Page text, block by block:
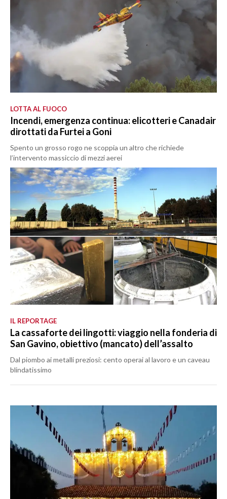
LOTTA AL FUOCO
Incendi, emergenza continua: elicotteri e Canadair
dirottati da Furtei a Goni
Spento un grosso rogo ne scoppia un altro che richiede
l’intervento massiccio di mezzi aerei
IL REPORTAGE
La cassaforte dei lingotti: viaggio nella fonderia di
San Gavino, obiettivo (mancato) dell’assalto
Dal piombo ai metalli preziosi: cento operai al lavoro e un caveau
blindatissimo